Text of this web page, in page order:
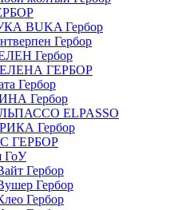
BUKA Гербор
Гербор
Гербор
ГЕРБОР
Гербор
Гербор
ELPASSO
Гербор
ГЕРБОР
ГоУ
Гербор
Гербор
Гербор